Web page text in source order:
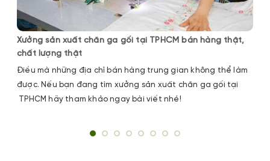
Xưởng sản xuất chăn ga gối tại TPHCM bán hàng thật,
chất lượng thật
Điều mà những địa chỉ bán hàng trung gian không thể làm
được. Nếu bạn đang tìm xưởng sản xuất chăn ga gối tại
TPHCM hãy tham khảo ngay bài viết nhé!